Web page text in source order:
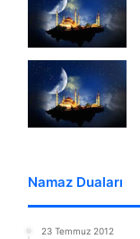
Namaz Duaları
23 Temmuz 2012